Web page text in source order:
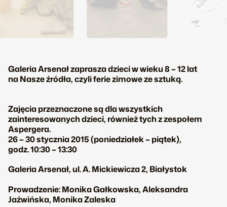
Galeria Arsenał zaprasza dzieci w wieku 8 – 12 lat
na Nasze źródła, czyli ferie zimowe ze sztuką.
Zajęcia przeznaczone są dla wszystkich
zainteresowanych dzieci, również tych z zespołem
Aspergera.
26 – 30 stycznia 2015 (poniedziałek – piątek),
godz. 10:30 – 13:30
Galeria Arsenał, ul. A. Mickiewicza 2, Białystok
Prowadzenie: Monika Gałkowska, Aleksandra
Jaźwińska, Monika Zaleska